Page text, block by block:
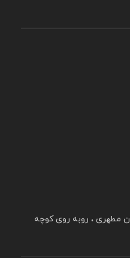
مطهری ، روبه روی کوچه